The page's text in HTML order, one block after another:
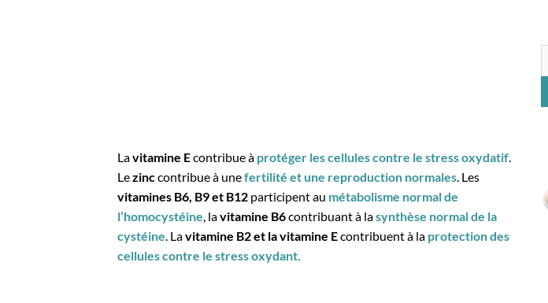
Lavitamine Econtribue à protéger les cellules contre le stress oxydatif.
Lezinccontribue à unefertilité et une reproduction normales. Les
vitamines B6, B9 et B12 participent au métabolisme normal de
l’homocystéine, lavitamine B6contribuant à lasynthèse normal de la
cystéine. Lavitamine B2 et la vitamine Econtribuent à la protection des
cellules contre le stress oxydant.